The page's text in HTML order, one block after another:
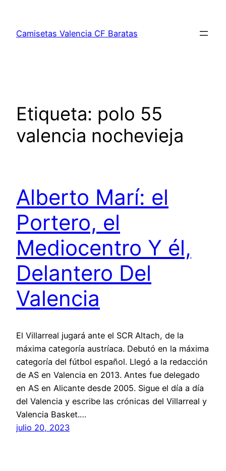
contenido
Camisetas Valencia CF Baratas
Etiqueta: polo 55
valencia nochevieja
Alberto Marí: el
Portero, el
Mediocentro Y él,
Delantero Del
Valencia
El Villarreal jugará ante el SCR Altach, de la
máxima categoría austríaca. Debutó en la máxima
categoría del fútbol español. Llegó a la redacción
de AS en Valencia en 2013. Antes fue delegado
en AS en Alicante desde 2005. Sigue el día a día
del Valencia y escribe las crónicas del Villarreal y
Valencia Basket.…
julio 20, 2023